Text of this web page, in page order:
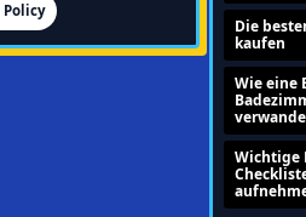
Policy
Die
kaufen
Wie eine
Wichtige